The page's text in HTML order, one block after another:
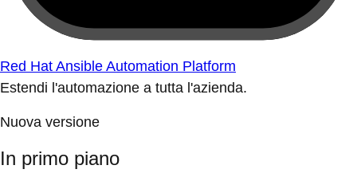
Red Hat Ansible Automation Platform
Estendi l'automazione a tutta l'azienda.
Nuova versione
In primo piano